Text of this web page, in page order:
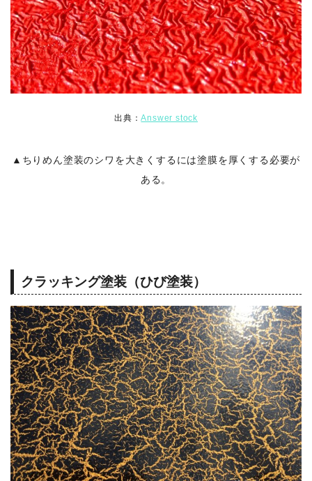
出典：Answer stock
▲ちりめん塗装のシワを大きくするには塗膜を厚くする必要が
ある。
クラッキング塗装（ひび塗装）